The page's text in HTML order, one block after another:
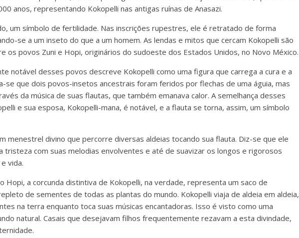
anos, representando Kokopelli nas antigas ruínas de Anasazi.
um símbolo de fertilidade. Nas inscrições rupestres, ele é retratado de forma
se a um inseto do que a um homem. As lendas e mitos que cercam Kokopelli são
os povos Zuni e Hopi, originários do sudoeste dos Estados Unidos, no Novo México.
notável desses povos descreve Kokopelli como uma figura que carrega a cura e a
se que dois povos-insetos ancestrais foram feridos por flechas de uma águia, mas
da música de suas flautas, que também emanava calor. A semelhança desses
e sua esposa, Kokopelli-mana, é notável, e a flauta se torna, assim, um símbolo
menestrel divino que percorre diversas aldeias tocando sua flauta. Diz-se que ele
tristeza com suas melodias envolventes e até de suavizar os longos e rigorosos
vida.
Hopi, a corcunda distintiva de Kokopelli, na verdade, representa um saco de
de sementes de todas as plantas do mundo. Kokopelli viaja de aldeia em aldeia,
na terra enquanto toca suas músicas encantadoras. Isso é visto como uma
natural. Casais que desejavam filhos frequentemente rezavam a esta divindade,